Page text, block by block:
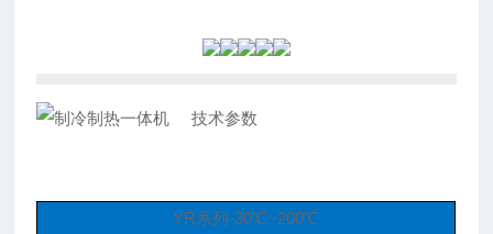
技术参数
YR系列-30℃~200℃